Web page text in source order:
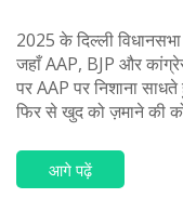
2025 के दिल्ली
जहाँ AAP, BJP और
पर AAP पर निशाना
फिर से खुद को ज़माने की
आगे पढ़ें